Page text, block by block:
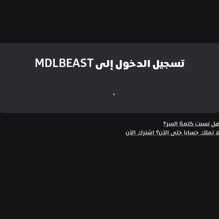
تسجيل الدخول إلى MDLBEAST
نسيت كلمة السر؟
تملك حسابا حتى الآن؟ اشترك الآن